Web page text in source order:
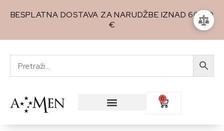
BESPLATNA DOSTAVA ZA NARUDŽBE IZNAD 60,00
€
0